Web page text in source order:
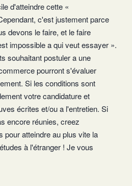
d'atteindre cette «
c'est justement parce
devons le faire, et le faire
impossible a qui veut essayer ».
souhaitant postuler a une
pourront s'évaluer
Si les conditions sont
votre candidature et
écrites et/ou a l'entretien. Si
encore réunies, creez
pour atteindre au plus vite la
à l'étranger ! Je vous